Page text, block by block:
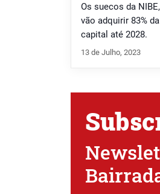
Os suecos da
vão adquirir 83%
capital até 2028.
13 de Julho, 2023